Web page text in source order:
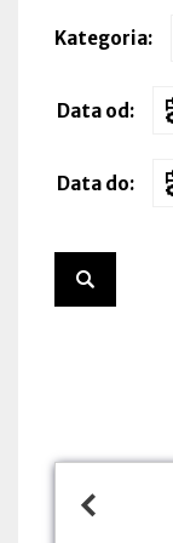
Kategoria
Zakres
dat
Data od
Data do